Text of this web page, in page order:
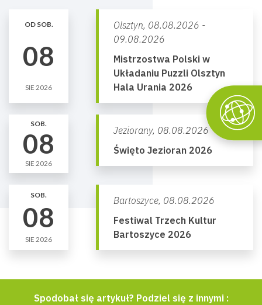
OD SOB.
08
SIE 2026
Olsztyn, 08.08.2026 -
09.08.2026
Mistrzostwa Polski w
Układaniu Puzzli Olsztyn
Hala Urania 2026
SOB.
08
SIE 2026
Jeziorany, 08.08.2026
Święto Jezioran 2026
SOB.
08
SIE 2026
Bartoszyce, 08.08.2026
Festiwal Trzech Kultur
Bartoszyce 2026
Spodobał się artykuł? Podziel się z innymi :